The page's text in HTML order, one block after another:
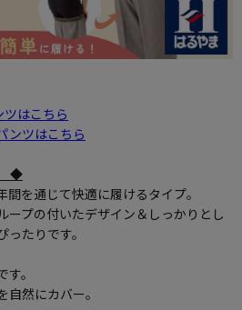
はこちら
ンツはこちら
◆
を通じて快適に履けるタイプ。
ープの付いたデザイン＆しっかりとし
たりです。
。
然にカバー。